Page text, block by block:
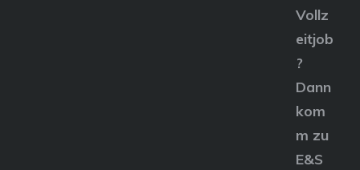
Vollz
eitjob
?
Dann
kom
m zu
E&S